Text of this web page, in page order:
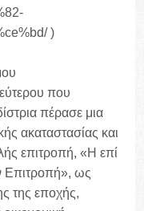
)
που
πέρασε μια
ακαταστασίας και
επιτροπή, «Η επί
Επιτροπή», ως
της εποχής,